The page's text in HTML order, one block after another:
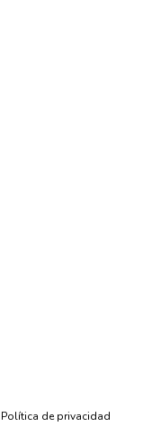
Política de privacidad